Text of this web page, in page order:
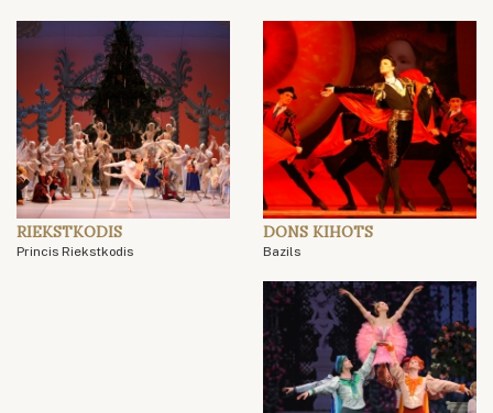
RIEKSTKODIS
Princis Riekstkodis
DONS KIHOTS
Bazils